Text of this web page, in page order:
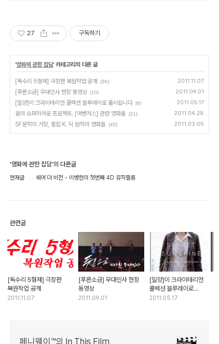
27 구독하기
'영화에 관한 잡담' 카테고리의 다른 글
[독수리 5형제] 극장판 복원작업 공개 (36) 2011.11.07
[푸른소금] 무대인사 현장 동영상 (10) 2011.09.01
[밀양]이 크라이테리언 콜렉션 블루레이로 출시됩니다 (6) 2011.05.17
꿈의 슈퍼히어로 프로젝트. [어벤저스] 관련 영화들 (21) 2011.04.28
SF문학의 거장, 필립 K. 딕 원작의 영화들 (45) 2011.03.05
'영화에 관한 잡담'의 다른글
현재글 쉐어 더 비전 - 이병헌의 첫번째 4D 뮤직필름
관련글
[독수리 5형제] 극장판
복원작업 공개
2011.11.07
[푸른소금] 무대인사 현장
동영상
2011.09.01
[밀양]이 크라이테리언
콜렉션 블루레이로
출시됩니다
2011.05.17
페니웨이™의 In This Film